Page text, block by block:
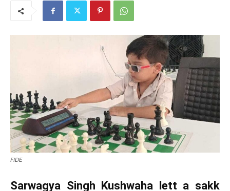
FIDE
Sarwagya Singh Kushwaha lett a sakk